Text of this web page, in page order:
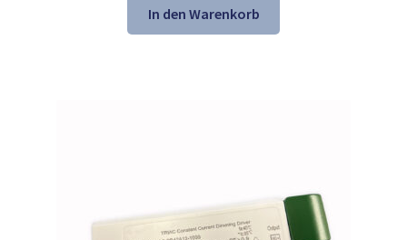
war:
19,64 €
ist:
12,98 €.
In den Warenkorb